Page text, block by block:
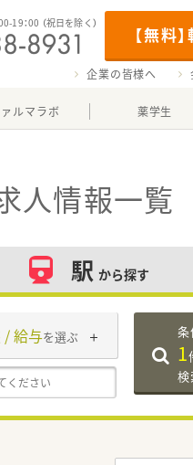
【無料
19：00 （祝日を除く）
企業の皆様へ
ルマラボ 薬学生
人情報一覧
駅 から探す
/ 給与を選ぶ
1
検